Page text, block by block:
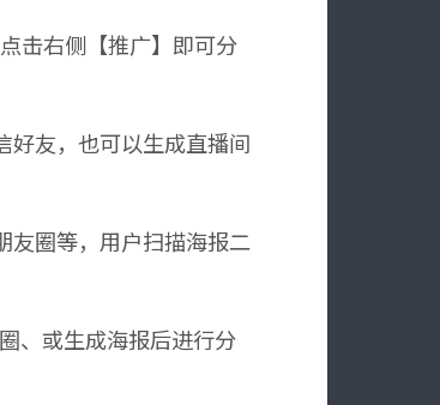
击右侧【推广】即可分
好友，也可以生成直播间
友圈等，用户扫描海报二
、或生成海报后进行分